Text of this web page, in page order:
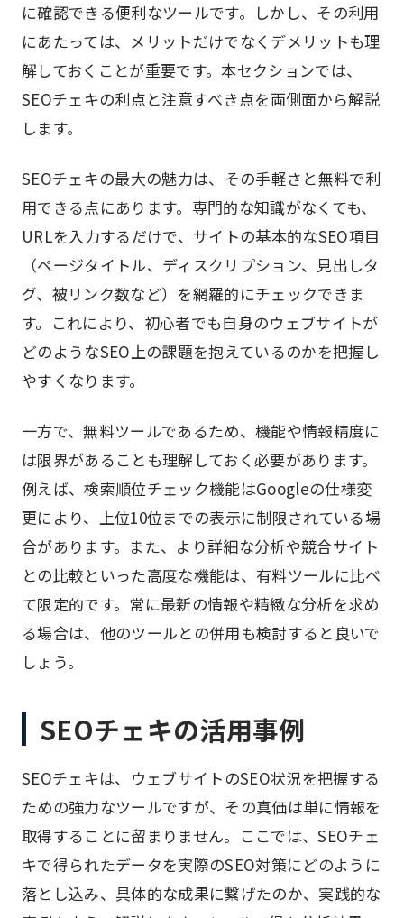
に確認できる便利なツールです。しかし、その利用
にあたっては、メリットだけでなくデメリットも理
解しておくことが重要です。本セクションでは、
SEOチェキの利点と注意すべき点を両側面から解説
します。
SEOチェキの最大の魅力は、その手軽さと無料で利
用できる点にあります。専門的な知識がなくても、
URLを入力するだけで、サイトの基本的なSEO項目
（ページタイトル、ディスクリプション、見出しタ
グ、被リンク数など）を網羅的にチェックできま
す。これにより、初心者でも自身のウェブサイトが
どのようなSEO上の課題を抱えているのかを把握し
やすくなります。
一方で、無料ツールであるため、機能や情報精度に
は限界があることも理解しておく必要があります。
例えば、検索順位チェック機能はGoogleの仕様変
更により、上位10位までの表示に制限されている場
合があります。また、より詳細な分析や競合サイト
との比較といった高度な機能は、有料ツールに比べ
て限定的です。常に最新の情報や精緻な分析を求め
る場合は、他のツールとの併用も検討すると良いで
しょう。
SEOチェキの活用事例
SEOチェキは、ウェブサイトのSEO状況を把握する
ための強力なツールですが、その真価は単に情報を
取得することに留まりません。ここでは、SEOチェ
キで得られたデータを実際のSEO対策にどのように
落とし込み、具体的な成果に繋げたのか、実践的な